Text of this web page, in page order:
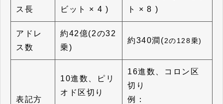
ス長
ビット × 4 )
ト × 8 )
アドレ
ス数
約42億(2の32
乗)
約340澗(2の128乗)
表記方
10進数、ピリ
オド区切り
16進数、コロン区
切り
例：